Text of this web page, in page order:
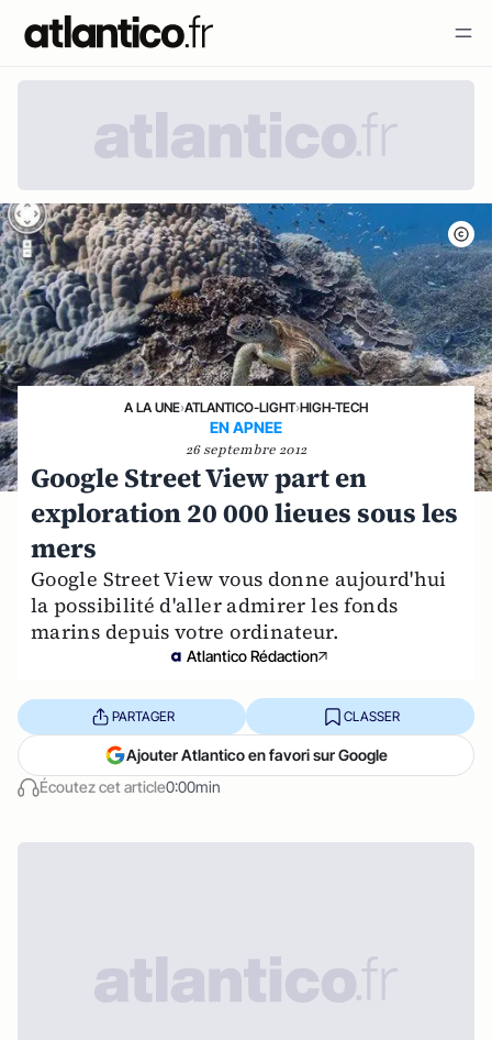
A LA UNE›ATLANTICO-LIGHT›HIGH-TECH
EN APNEE
26 septembre 2012
Google Street View part en
exploration 20 000 lieues sous les
mers
Google Street View vous donne aujourd'hui
la possibilité d'aller admirer les fonds
marins depuis votre ordinateur.
Atlantico Rédaction
Écoutez cet article0:00min
PARTAGER CLASSER
Ajouter Atlantico en favori sur Google